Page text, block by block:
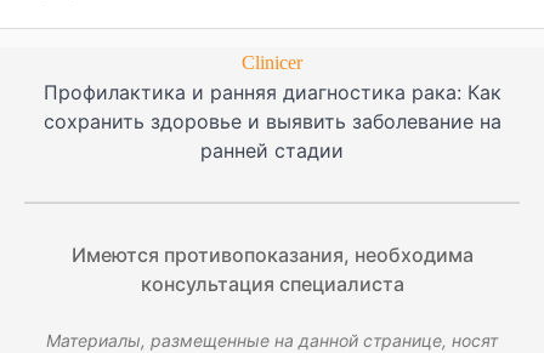
Clinicer
Профилактика и ранняя диагностика рака: Как
сохранить здоровье и выявить заболевание на
ранней стадии
Имеются противопоказания, необходима
консультация специалиста
Материалы, размещенные на данной странице, носят